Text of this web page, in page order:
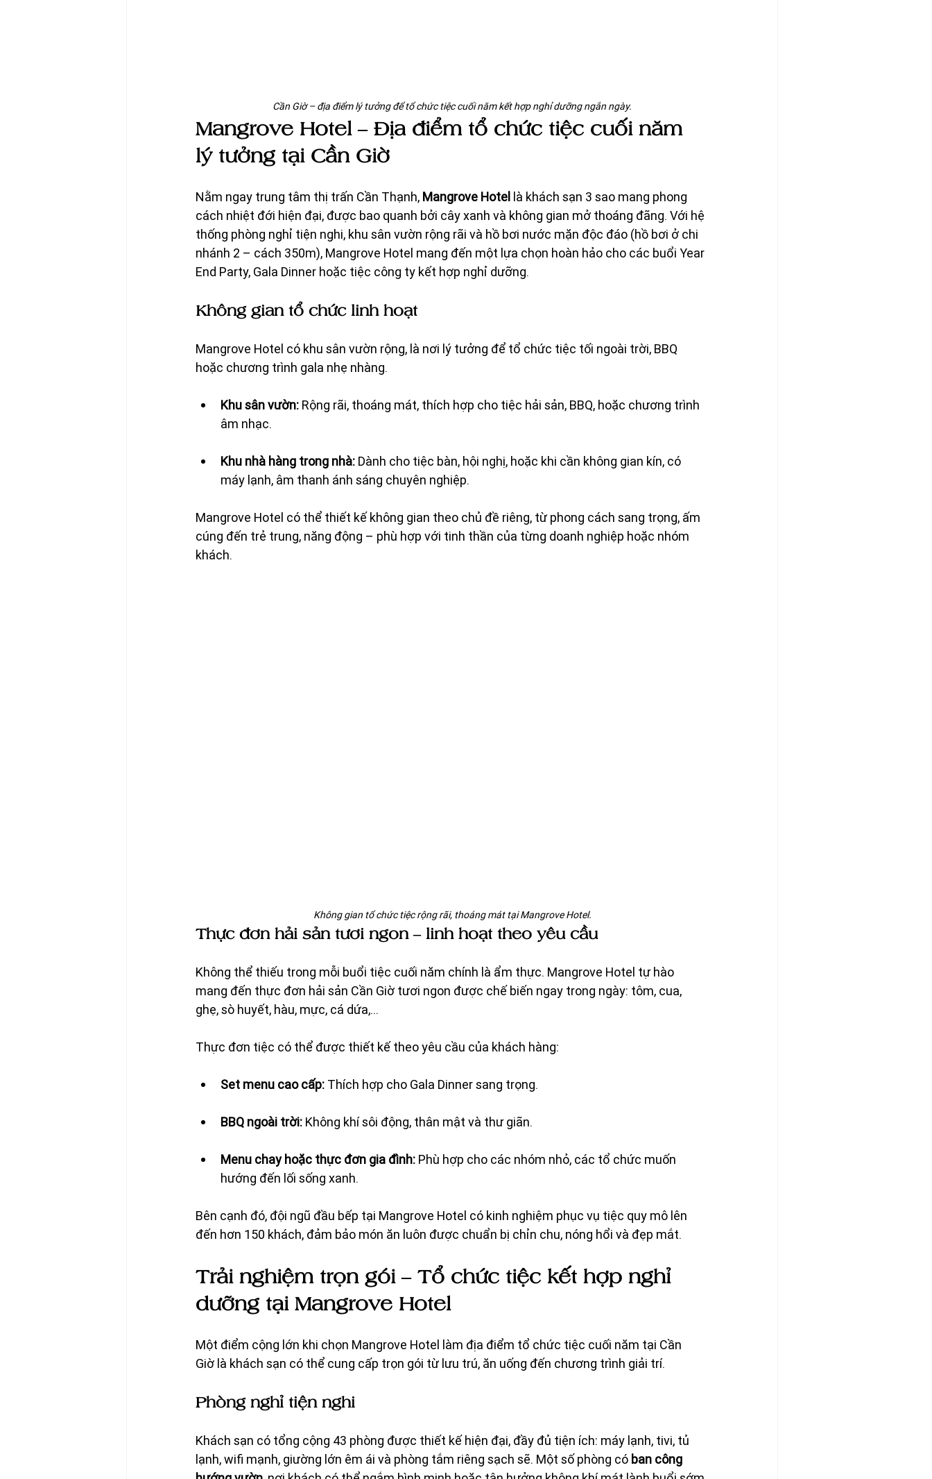
Cần Giờ – địa điểm lý tưởng để tổ chức tiệc cuối năm kết hợp nghỉ dưỡng ngắn ngày.
Mangrove Hotel – Địa điểm tổ chức tiệc cuối năm
lý tưởng tại Cần Giờ
Nằm ngay trung tâm thị trấn Cần Thạnh, Mangrove Hotel là khách sạn 3 sao mang phong
cách nhiệt đới hiện đại, được bao quanh bởi cây xanh và không gian mở thoáng đãng. Với hệ
thống phòng nghỉ tiện nghi, khu sân vườn rộng rãi và hồ bơi nước mặn độc đáo (hồ bơi ở chi
nhánh 2 – cách 350m), Mangrove Hotel mang đến một lựa chọn hoàn hảo cho các buổi Year
End Party, Gala Dinner hoặc tiệc công ty kết hợp nghỉ dưỡng.
Không gian tổ chức linh hoạt
Mangrove Hotel có khu sân vườn rộng, là nơi lý tưởng để tổ chức tiệc tối ngoài trời, BBQ
hoặc chương trình gala nhẹ nhàng.
Khu sân vườn: Rộng rãi, thoáng mát, thích hợp cho tiệc hải sản, BBQ, hoặc chương trình
âm nhạc.
Khu nhà hàng trong nhà: Dành cho tiệc bàn, hội nghị, hoặc khi cần không gian kín, có
máy lạnh, âm thanh ánh sáng chuyên nghiệp.
Mangrove Hotel có thể thiết kế không gian theo chủ đề riêng, từ phong cách sang trọng, ấm
cúng đến trẻ trung, năng động – phù hợp với tinh thần của từng doanh nghiệp hoặc nhóm
khách.
Không gian tổ chức tiệc rộng rãi, thoáng mát tại Mangrove Hotel.
Thực đơn hải sản tươi ngon – linh hoạt theo yêu cầu
Không thể thiếu trong mỗi buổi tiệc cuối năm chính là ẩm thực. Mangrove Hotel tự hào
mang đến thực đơn hải sản Cần Giờ tươi ngon được chế biến ngay trong ngày: tôm, cua,
ghẹ, sò huyết, hàu, mực, cá dứa,…
Thực đơn tiệc có thể được thiết kế theo yêu cầu của khách hàng:
Set menu cao cấp: Thích hợp cho Gala Dinner sang trọng.
BBQ ngoài trời: Không khí sôi động, thân mật và thư giãn.
Menu chay hoặc thực đơn gia đình: Phù hợp cho các nhóm nhỏ, các tổ chức muốn
hướng đến lối sống xanh.
Bên cạnh đó, đội ngũ đầu bếp tại Mangrove Hotel có kinh nghiệm phục vụ tiệc quy mô lên
đến hơn 150 khách, đảm bảo món ăn luôn được chuẩn bị chỉn chu, nóng hổi và đẹp mắt.
Trải nghiệm trọn gói – Tổ chức tiệc kết hợp nghỉ
dưỡng tại Mangrove Hotel
Một điểm cộng lớn khi chọn Mangrove Hotel làm địa điểm tổ chức tiệc cuối năm tại Cần
Giờ là khách sạn có thể cung cấp trọn gói từ lưu trú, ăn uống đến chương trình giải trí.
Phòng nghỉ tiện nghi
Khách sạn có tổng cộng 43 phòng được thiết kế hiện đại, đầy đủ tiện ích: máy lạnh, tivi, tủ
lạnh, wifi mạnh, giường lớn êm ái và phòng tắm riêng sạch sẽ. Một số phòng có ban công